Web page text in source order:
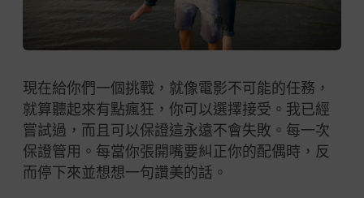
現在給你們一個挑戰，就像電影不可能的任務，
就算聽起來有點瘋狂，你可以選擇接受。我已經
嘗試過，而且可以保證這永遠不會失敗。每一次
保證管用。每當你張開嘴要糾正你的配偶時，反
而停下來並想想一句讚美的話。